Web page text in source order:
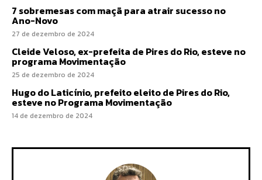
7 sobremesas com maçã para atrair sucesso no
Ano-Novo
27 de dezembro de 2024
Cleide Veloso, ex-prefeita de Pires do Rio, esteve no
programa Movimentação
25 de dezembro de 2024
Hugo do Laticínio, prefeito eleito de Pires do Rio,
esteve no Programa Movimentação
14 de dezembro de 2024